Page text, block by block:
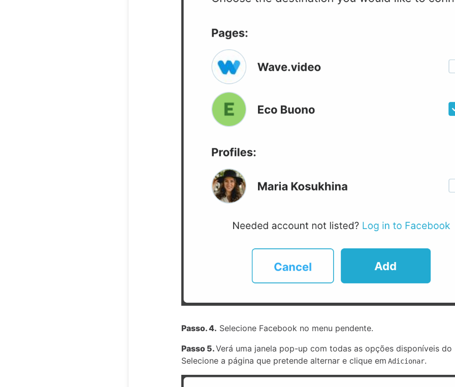
Passo. 4. Selecione Facebook no menu pendente.
Passo 5.Verá uma janela pop-up com todas as opções disponíveis do
Selecione a página que pretende alternar e clique em Adicionar.